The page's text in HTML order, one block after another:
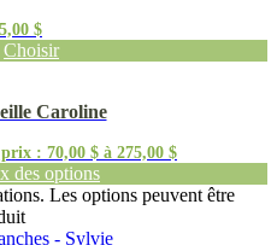
$
Choisir
Caroline
: 70,00 $ à 275,00 $
des options
Les options peuvent être